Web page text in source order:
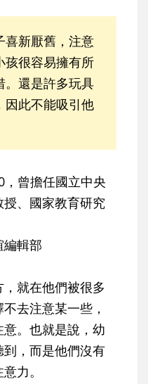
喜新厭舊，注意
孩很容易擁有所
。還是許多玩具
因此不能吸引他
曾擔任國立中央
、國家教育研究
編輯部
就在他們被很多
去注意某一些，
。也就是說，幼
，而是他們沒有
力。